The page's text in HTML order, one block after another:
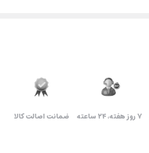
۷ روز ﻫﻔﺘﻪ، ۲۴ ﺳﺎﻋﺘﻪ ضمانت اصالت کالا